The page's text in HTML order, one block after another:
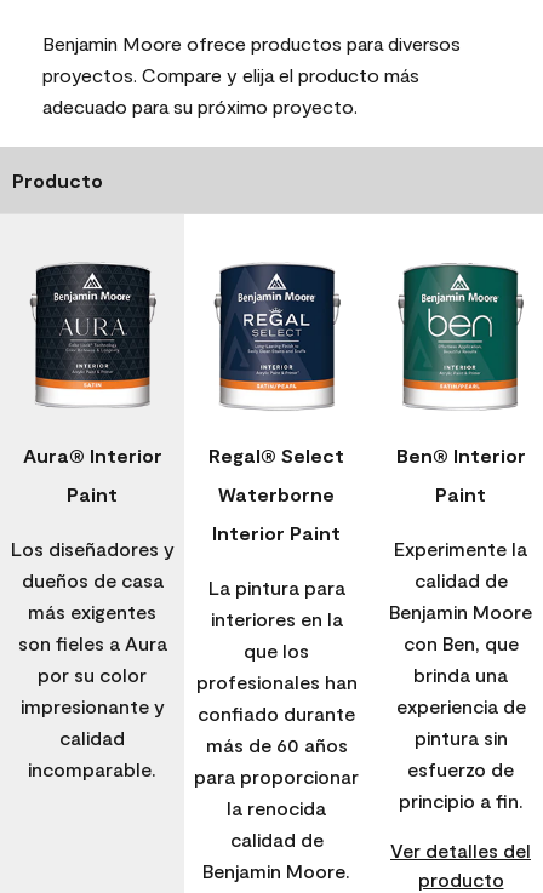
Benjamin Moore ofrece productos para diversos
proyectos. Compare y elija el producto más
adecuado para su próximo proyecto.
Producto
Aura® Interior
Paint
Los diseñadores y
dueños de casa
más exigentes
son fieles a Aura
por su color
impresionante y
calidad
incomparable.
Regal® Select
Waterborne
Interior Paint
La pintura para
interiores en la
que los
profesionales han
confiado durante
más de 60 años
para proporcionar
la renocida
calidad de
Benjamin Moore.
Ben® Interior
Paint
Experimente la
calidad de
Benjamin Moore
con Ben, que
brinda una
experiencia de
pintura sin
esfuerzo de
principio a fin.
Ver detalles del
producto